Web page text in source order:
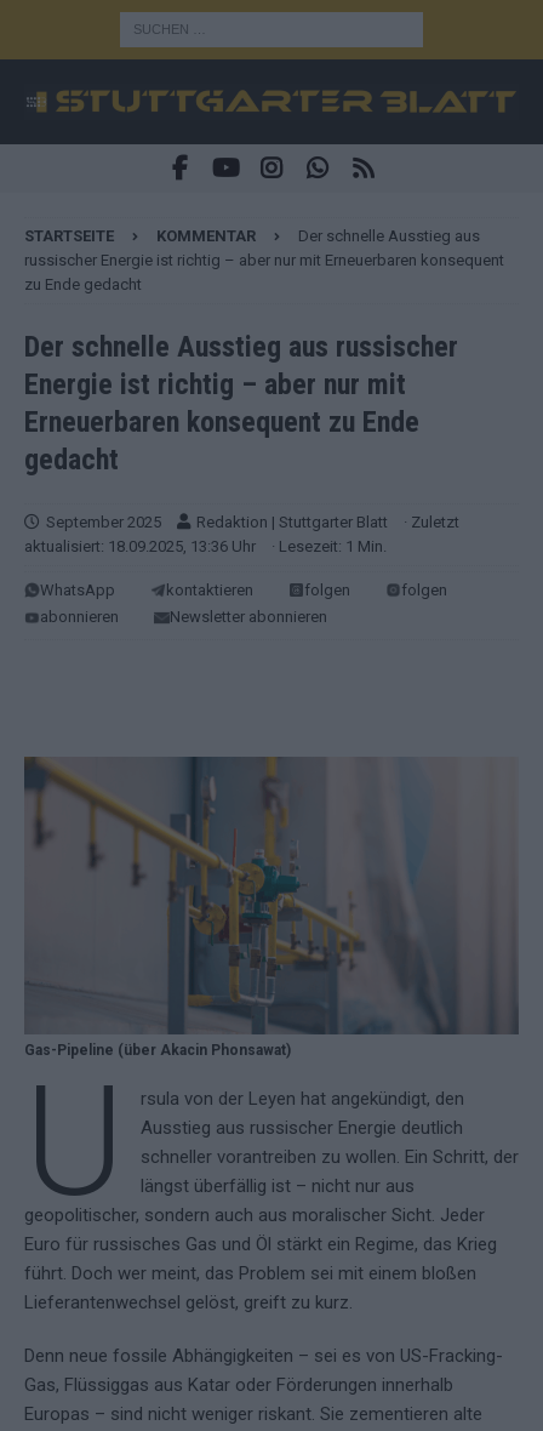
STARTSEITE KOMMENTAR
Der schnelle Ausstieg aus
russischer Energie ist richtig – aber nur mit Erneuerbaren konsequent
zu Ende gedacht
Der schnelle Ausstieg aus russischer
Energie ist richtig – aber nur mit
Erneuerbaren konsequent zu Ende
gedacht
September 2025 Redaktion | Stuttgarter Blatt
· Zuletzt
aktualisiert: 18.09.2025, 13:36 Uhr
· Lesezeit: 1 Min.
WhatsApp kontaktieren folgen
folgen
abonnieren
Newsletter abonnieren
Gas-Pipeline (über Akacin Phonsawat)
U
rsula von der Leyen hat angekündigt, den
Ausstieg aus russischer Energie deutlich
schneller vorantreiben zu wollen. Ein Schritt, der
längst überfällig ist – nicht nur aus
geopolitischer, sondern auch aus moralischer Sicht. Jeder
Euro für russisches Gas und Öl stärkt ein Regime, das Krieg
führt. Doch wer meint, das Problem sei mit einem bloßen
Lieferantenwechsel gelöst, greift zu kurz.
Denn neue fossile Abhängigkeiten – sei es von US-Fracking-
Gas, Flüssiggas aus Katar oder Förderungen innerhalb
Europas – sind nicht weniger riskant. Sie zementieren alte